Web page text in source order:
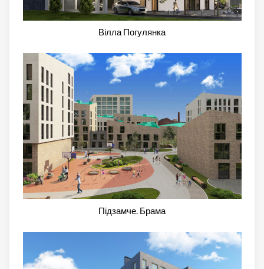
Вілла Погулянка
Підзамче. Брама